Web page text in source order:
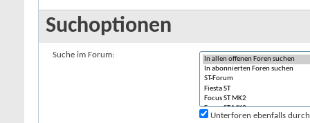
Suchoptionen
Suche im Forum:
Unterforen ebenfalls